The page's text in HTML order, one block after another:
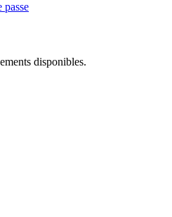
passe
disponibles.